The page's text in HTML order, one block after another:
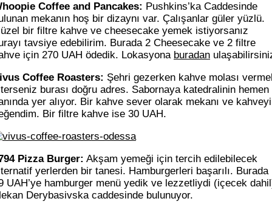
Coffee and Pancakes: Pushkins’ka Caddesinde
mekanın hoş bir dizaynı var. Çalışanlar güler yüzlü.
bir filtre kahve ve cheesecake yemek istiyorsanız
tavsiye edebilirim. Burada 2 Cheesecake ve 2 filtre
için 270 UAH ödedik. Lokasyona buradan
Coffee Roasters: Şehri gezerken kahve molası
burası doğru adres. Sabornaya katedralinin hemen
yer alıyor. Bir kahve sever olarak mekanı ve kahveyi
Bir filtre kahve ise 30 UAH.
Pizza Burger: Akşam yemeği için tercih edilebilecek
yerlerden bir tanesi. Hamburgerleri başarılı. Burada
UAH’ye hamburger menü yedik ve lezzetliydi (içecek
Derybasivska caddesinde bulunuyor.